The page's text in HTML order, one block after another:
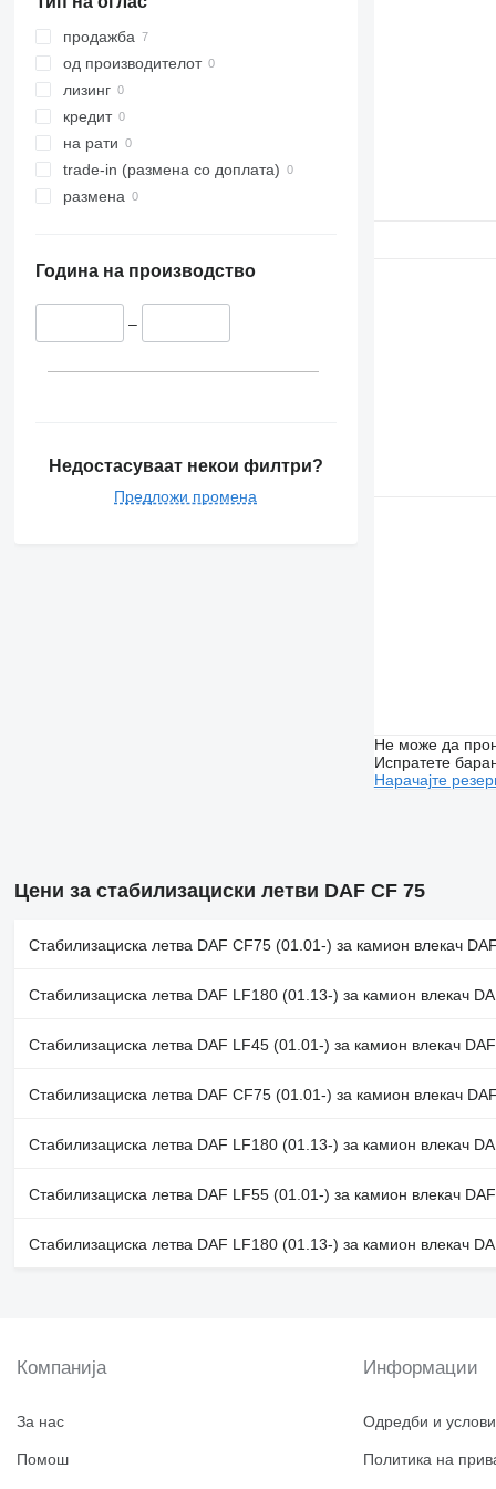
продажба
од производителот
лизинг
кредит
на рати
trade-in (размена со доплата)
размена
Година на производство
–
Недостасуваат некои филтри?
Предложи промена
Не може да
Испратете
Нарачајте
Цени за стабилизациски летви DAF CF 75
Стабилизациска летва DAF CF75 (01.01-) за камион влекач
Стабилизациска летва DAF LF180 (01.13-) за камион влекач
Стабилизациска летва DAF LF45 (01.01-) за камион влекач
Стабилизациска летва DAF CF75 (01.01-) за камион влекач
Стабилизациска летва DAF LF180 (01.13-) за камион влекач
Стабилизациска летва DAF LF55 (01.01-) за камион влекач
Стабилизациска летва DAF LF180 (01.13-) за камион влекач
Компанија
За нас
Помош
Информации
Одредби и услови
Политика на